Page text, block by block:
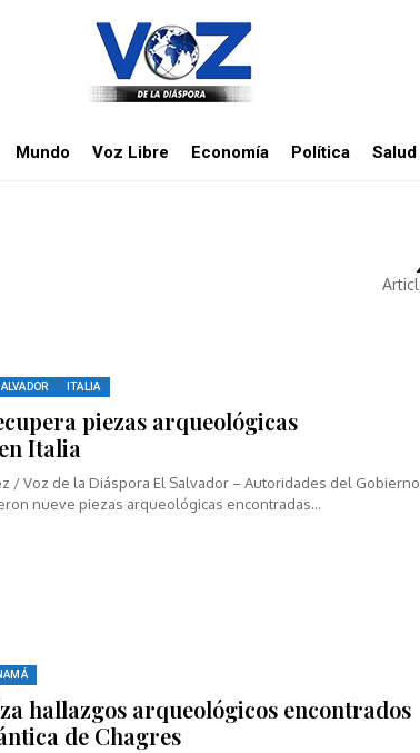
Mundo Voz Libre Economía Política Salud
ITALIA
piezas arqueológicas
Italia
/ Voz de la Diáspora El Salvador – Autoridades del Gobierno
nueve piezas arqueológicas encontradas...
hallazgos arqueológicos encontrados
de Chagres